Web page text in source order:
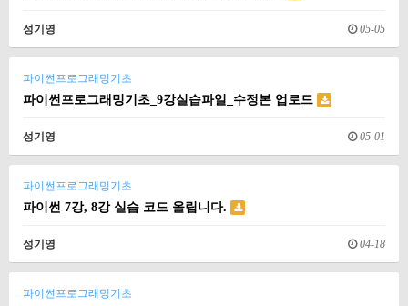
성기영 05-05
파이썬프로그래밍기초
파이썬프로그래밍기초_9강실습파일_수정본 업로드
성기영 05-01
파이썬프로그래밍기초
파이썬 7강, 8강 실습 코드 올립니다.
성기영 04-18
파이썬프로그래밍기초